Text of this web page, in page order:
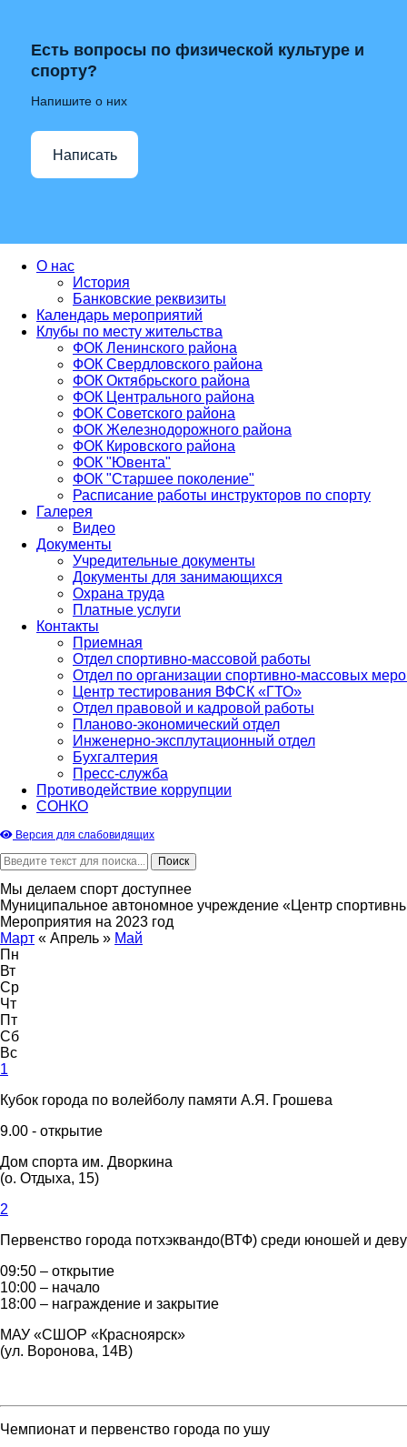
Есть вопросы по физической культуре и
спорту?
Напишите о них
Написать
О нас
История
Банковские реквизиты
Календарь мероприятий
Клубы по месту жительства
ФОК Ленинского района
ФОК Свердловского района
ФОК Октябрьского района
ФОК Центрального района
ФОК Советского района
ФОК Железнодорожного района
ФОК Кировского района
ФОК "Ювента"
ФОК "Старшее поколение"
Расписание работы инструкторов по спорту
Галерея
Видео
Документы
Учредительные документы
Документы для занимающихся
Охрана труда
Платные услуги
Контакты
Приемная
Отдел спортивно-массовой работы
Отдел по организации спортивно-массовых
Центр тестирования ВФСК «ГТО»
Отдел правовой и кадровой работы
Планово-экономический отдел
Инженерно-эксплутационный отдел
Бухгалтерия
Пресс-служба
Противодействие коррупции
СОНКО
Версия для слабовидящих
Мы делаем спорт доступнее
Муниципальное автономное учреждение «Центр
Мероприятия на 2023 год
Март « Апрель » Май
Пн
Вт
Ср
Чт
Пт
Сб
Вс
1
Кубок города по волейболу памяти А.Я. Грошева
9.00 - открытие
Дом спорта им. Дворкина
(о. Отдыха, 15)
2
Первенство города потхэквандо(ВТФ) среди юношей и
09:50 – открытие
10:00 – начало
18:00 – награждение и закрытие
МАУ «СШОР «Красноярск»
(ул. Воронова, 14В)
Чемпионат и первенство города по ушу